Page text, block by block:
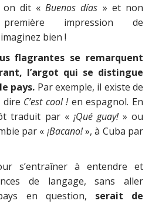
on dit «Buenos días » et non
impression de
bien !
flagrantes se remarquent
l’argot qui se distingue
pays. Par exemple, il existe de
dire C’est cool !en espagnol. En
traduit par « ¡Qué guay!» ou
par « ¡Bacano!», à Cuba par
s’entraîner à entendre et
de langage, sans aller
en question, serait de